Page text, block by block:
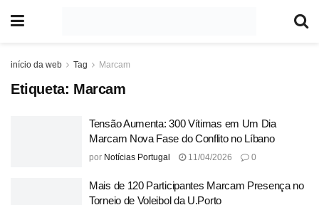
início da web Tag Marcam
Etiqueta: Marcam
Tensão Aumenta: 300 Vítimas em Um Dia
Marcam Nova Fase do Conflito no Líbano
por Notícias Portugal 11/04/2026 0
Mais de 120 Participantes Marcam Presença no
Torneio de Voleibol da U.Porto